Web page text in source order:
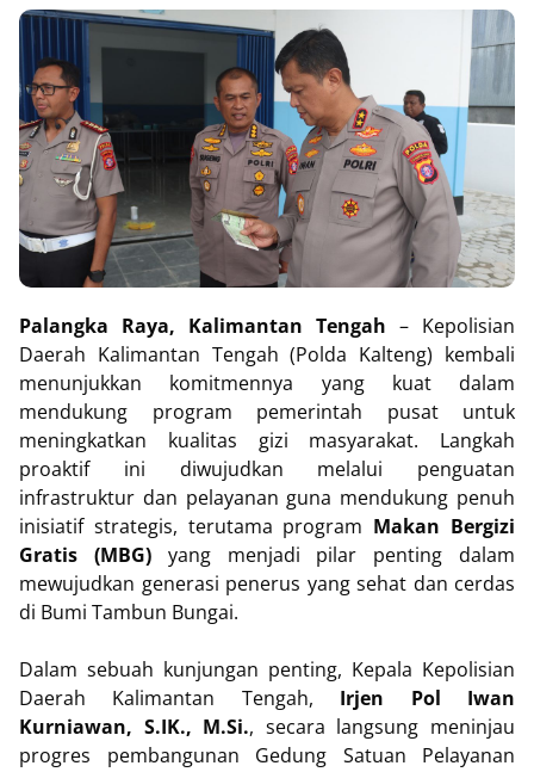
Palangka Raya, Kalimantan Tengah – Kepolisian
Daerah Kalimantan Tengah (Polda Kalteng) kembali
menunjukkan komitmennya yang kuat dalam
mendukung program pemerintah pusat untuk
meningkatkan kualitas gizi masyarakat. Langkah
proaktif ini diwujudkan melalui penguatan
infrastruktur dan pelayanan guna mendukung penuh
inisiatif strategis, terutama program Makan Bergizi
Gratis (MBG)yang menjadi pilar penting dalam
mewujudkan generasi penerus yang sehat dan cerdas
di Bumi Tambun Bungai.
Dalam sebuah kunjungan penting, Kepala Kepolisian
Daerah Kalimantan Tengah, Irjen Pol Iwan
Kurniawan, S.IK., M.Si., secara langsung meninjau
progres pembangunan Gedung Satuan Pelayanan